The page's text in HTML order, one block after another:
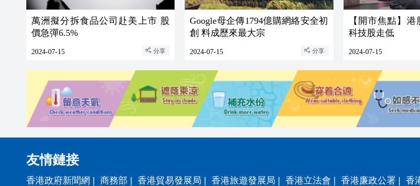
萬洲擬分拆食品公司赴美上市 股
價急彈6.5%
2024-07-15 分享
Google母企傳1794億購網絡安全初
創 料成歷來最大宗
2024-07-15 分享
【開市焦點】
科技股走低
2024-07-15
友情鏈接
香港政府新聞網 商務部 香港貿易發展局 香港旅遊發展局 香港立法會 香港廉政公署 香